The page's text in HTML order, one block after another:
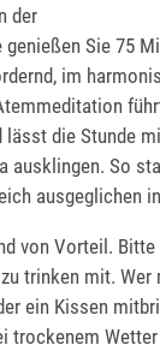
der
Sie 75
im
lässt die Stunde
ausklingen. So
ausgeglichen
von Vorteil. Bitte
trinken mit. Wer
ein Kissen
trockenem